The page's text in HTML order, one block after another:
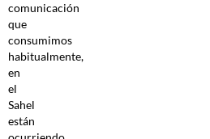
comunicación
que
consumimos
habitualmente,
en
el
Sahel
están